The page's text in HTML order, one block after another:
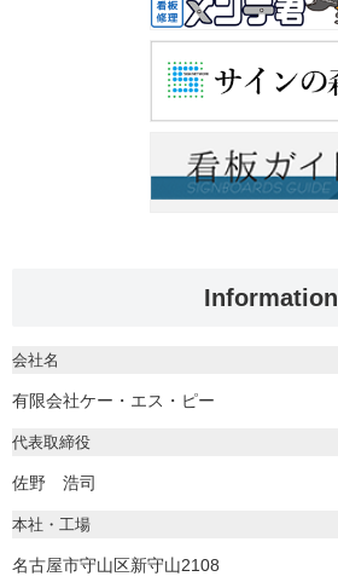
Information
会社名
有限会社ケー・エス・ピー
代表取締役
佐野 浩司
本社・工場
名古屋市守山区新守山2108